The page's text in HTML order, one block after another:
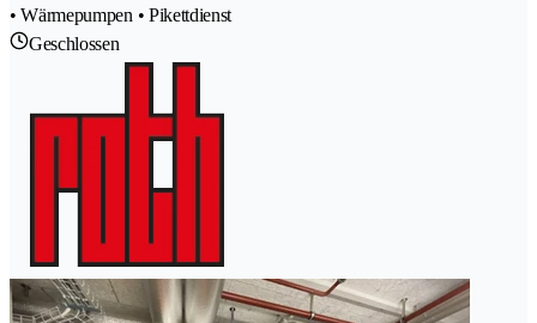
• Wärmepumpen • Pikettdienst
Geschlossen